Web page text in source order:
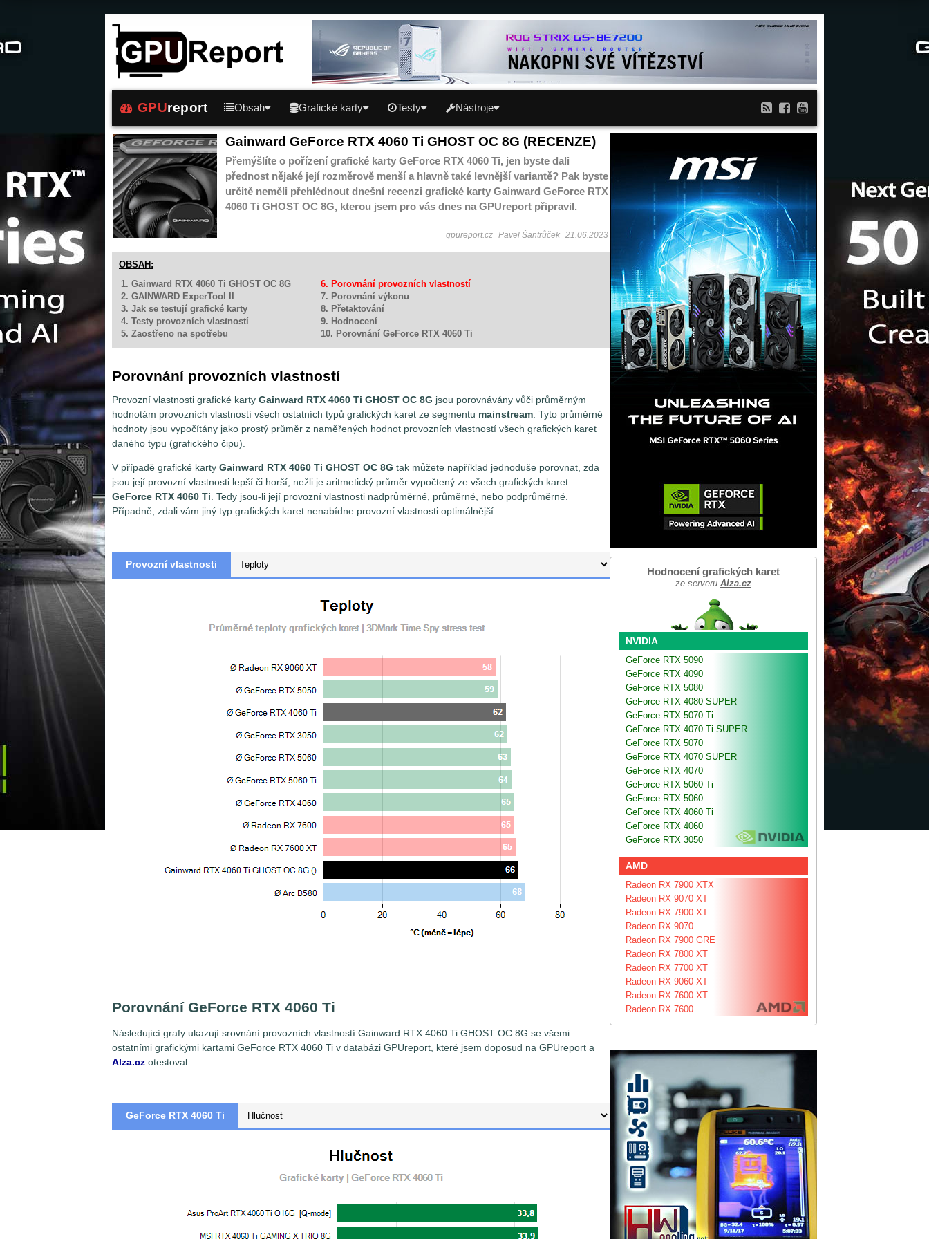
GPUreport Obsah Grafické karty Testy Nástroje
Gainward GeForce RTX 4060 Ti GHOST OC 8G (RECENZE)
Přemýšlíte o pořízení grafické karty GeForce RTX 4060 Ti, jen byste dali
přednost nějaké její rozměrově menší a hlavně také levnější variantě? Pak byste
určitě neměli přehlédnout dnešní recenzi grafické karty Gainward GeForce RTX
4060 Ti GHOST OC 8G, kterou jsem pro vás dnes na GPUreport připravil.
gpureport.cz Pavel Šantrůček 21.06.2023
OBSAH:
1. Gainward RTX 4060 Ti GHOST OC 8G
6. Porovnání provozních vlastností
2. GAINWARD ExperTool II
7. Porovnání výkonu
3. Jak se testují grafické karty
8. Přetaktování
4. Testy provozních vlastností
9. Hodnocení
5. Zaostřeno na spotřebu
10. Porovnání GeForce RTX 4060 Ti
Porovnání provozních vlastností
Provozní vlastnosti grafické karty Gainward RTX 4060 Ti GHOST OC 8G jsou porovnávány vůči průměrným
hodnotám provozních vlastností všech ostatních typů grafických karet ze segmentu mainstream . Tyto průměrné
hodnoty jsou vypočítány jako prostý průměr z naměřených hodnot provozních vlastností všech grafických karet
daného typu (grafického čipu).
V případě grafické karty Gainward RTX 4060 Ti GHOST OC 8G tak můžete například jednoduše porovnat, zda
jsou její provozní vlastnosti lepší či horší, nežli je aritmetický průměr vypočtený ze všech grafických karet
GeForce RTX 4060 Ti . Tedy jsou-li její provozní vlastnosti nadprůměrné, průměrné, nebo podprůměrné.
Případně, zdali vám jiný typ grafických karet nenabídne provozní vlastnosti optimálnější.
Provozní vlastnosti
Porovnání GeForce RTX 4060 Ti
Následující grafy ukazují srovnání provozních vlastností Gainward RTX 4060 Ti GHOST OC 8G se všemi
ostatními grafickými kartami GeForce RTX 4060 Ti v databázi GPUreport, které jsem doposud na GPUreport a
Alza.cz otestoval.
GeForce RTX 4060 Ti
Hodnocení grafických karet
ze serveru Alza.cz
NVIDIA
GeForce RTX 5090
GeForce RTX 4090
GeForce RTX 5080
GeForce RTX 4080 SUPER
GeForce RTX 5070 Ti
GeForce RTX 4070 Ti SUPER
GeForce RTX 5070
GeForce RTX 4070 SUPER
GeForce RTX 4070
GeForce RTX 5060 Ti
GeForce RTX 5060
GeForce RTX 4060 Ti
GeForce RTX 4060
GeForce RTX 3050
AMD
Radeon RX 7900 XTX
Radeon RX 9070 XT
Radeon RX 7900 XT
Radeon RX 9070
Radeon RX 7900 GRE
Radeon RX 7800 XT
Radeon RX 7700 XT
Radeon RX 9060 XT
Radeon RX 7600 XT
Radeon RX 7600